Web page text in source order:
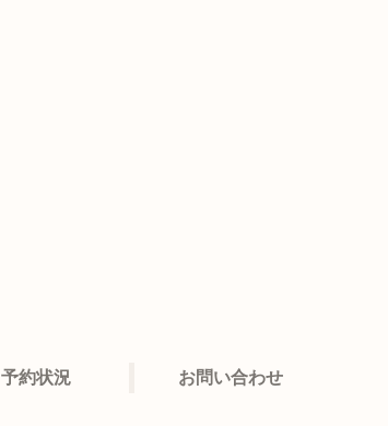
予約状況 お問い合わせ